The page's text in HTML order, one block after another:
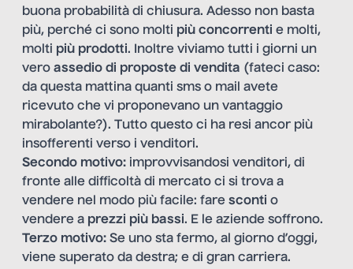
buona probabilità di chiusura. Adesso non basta
più, perché ci sono molti più concorrenti e molti,
molti più prodotti. Inoltre viviamo tutti i giorni un
vero assedio di proposte di vendita (fateci caso:
da questa mattina quanti sms o mail avete
ricevuto che vi proponevano un vantaggio
mirabolante?). Tutto questo ci ha resi ancor più
insofferenti verso i venditori.
Secondo motivo: improvvisandosi venditori, di
fronte alle difficoltà di mercato ci si trova a
vendere nel modo più facile: fare sconti o
vendere a prezzi più bassi. E le aziende soffrono.
Terzo motivo: Se uno sta fermo, al giorno d’oggi,
viene superato da destra; e di gran carriera.